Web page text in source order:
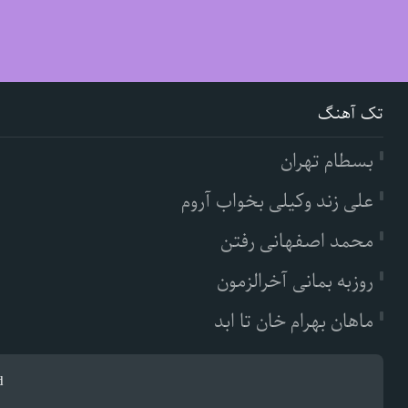
تک آهنگ
بسطام تهران
علی زند وکیلی بخواب آروم
محمد اصفهانی رفتن
روزبه بمانی آخرالزمون
ماهان بهرام خان تا ابد